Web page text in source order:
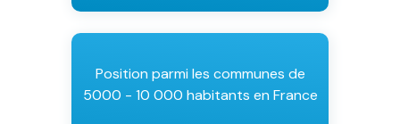
Position parmi les communes de
5000 - 10 000 habitants en France